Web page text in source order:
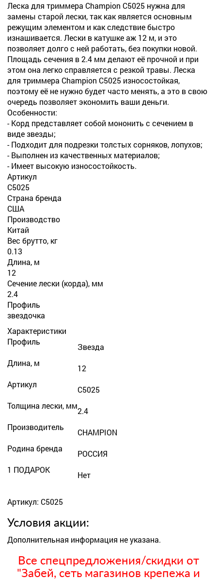
Леска для триммера Champion C5025 нужна для
замены старой лески, так как является основным
режущим элементом и как следствие быстро
изнашивается. Лески в катушке аж 12 м, и это
позволяет долго с ней работать, без покупки новой.
Площадь сечения в 2.4 мм делают её прочной и при
этом она легко справляется с резкой травы. Леска
для триммера Champion C5025 износостойкая,
поэтому её не нужно будет часто менять, а это в свою
очередь позволяет экономить ваши деньги.
Особенности:
- Корд представляет собой мононить с сечением в
виде звезды;
- Подходит для подрезки толстых сорняков, лопухов;
- Выполнен из качественных материалов;
- Имеет высокую износостойкость.
Артикул
C5025
Страна бренда
США
Производство
Китай
Вес брутто, кг
0.13
Длина, м
12
Сечение лески (корда), мм
2.4
Профиль
звездочка
Характеристики
Профиль
Звезда
Длина, м
12
Артикул
С5025
Толщина лески, мм
2.4
Производитель
CHAMPION
Родина бренда
РОССИЯ
1 ПОДАРОК
Нет
Артикул: С5025
Условия акции:
Дополнительная информация не указана.
Все спецпредложения/скидки от
"Забей, сеть магазинов крепежа и